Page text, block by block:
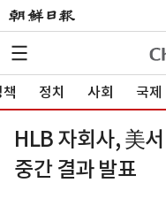
정치 사회 국제
HLB 자회사, 美
중간 결과 발표